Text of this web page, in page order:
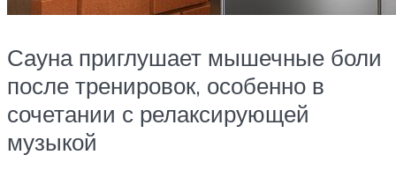
Сауна приглушает мышечные боли
после тренировок, особенно в
сочетании с релаксирующей
музыкой